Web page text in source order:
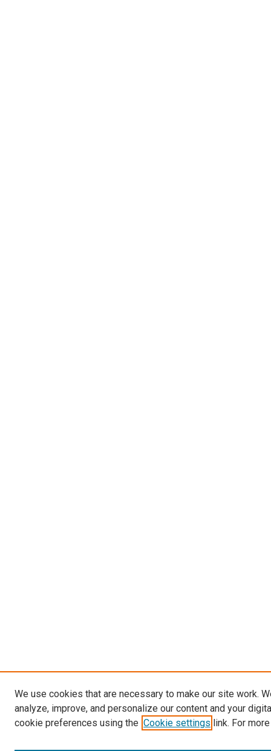
We use cookies that are necessary to make our site work.
analyze, improve, and personalize our content and your
cookie preferences using the Cookie settings link. For